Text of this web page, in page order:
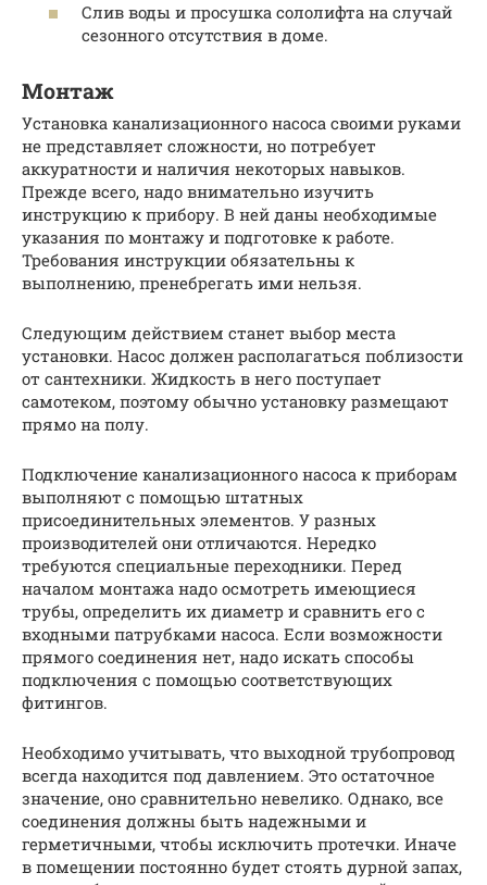
Слив воды и просушка сололифта на случай
сезонного отсутствия в доме.
Монтаж
Установка канализационного насоса своими руками
не представляет сложности, но потребует
аккуратности и наличия некоторых навыков.
Прежде всего, надо внимательно изучить
инструкцию к прибору. В ней даны необходимые
указания по монтажу и подготовке к работе.
Требования инструкции обязательны к
выполнению, пренебрегать ими нельзя.
Следующим действием станет выбор места
установки. Насос должен располагаться поблизости
от сантехники. Жидкость в него поступает
самотеком, поэтому обычно установку размещают
прямо на полу.
Подключение канализационного насоса к приборам
выполняют с помощью штатных
присоединительных элементов. У разных
производителей они отличаются. Нередко
требуются специальные переходники. Перед
началом монтажа надо осмотреть имеющиеся
трубы, определить их диаметр и сравнить его с
входными патрубками насоса. Если возможности
прямого соединения нет, надо искать способы
подключения с помощью соответствующих
фитингов.
Необходимо учитывать, что выходной трубопровод
всегда находится под давлением. Это остаточное
значение, оно сравнительно невелико. Однако, все
соединения должны быть надежными и
герметичными, чтобы исключить протечки. Иначе
в помещении постоянно будет стоять дурной запах,